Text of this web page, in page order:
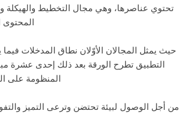
تحتوي عناصرها، وهي مجال التخطيط والهيكلة
المحتوى
حيث يمثل المجالان الأوّلان نطاق المدخلات
التطبيق تطرح الورقة بعد ذلك إحدى عشرة
المنظومة على
من أجل الوصول لبيئة تحتضن وترعى التميز